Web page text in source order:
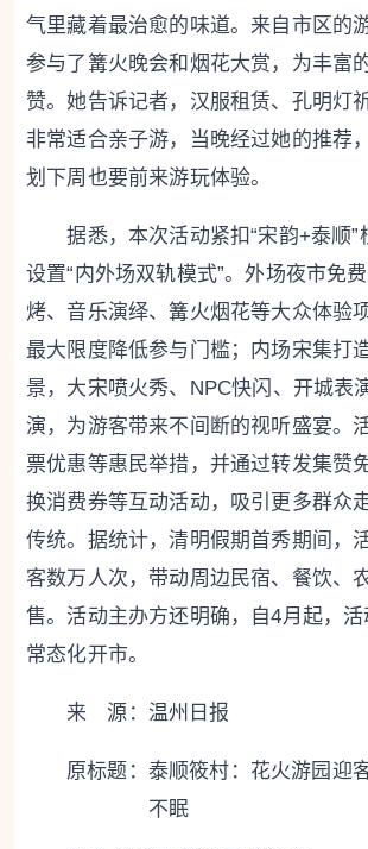
气里藏着最治愈的味道。来自市区的
参与了篝火晚会和烟花大赏，为丰富
赞。她告诉记者，汉服租赁、孔明灯
非常适合亲子游，当晚经过她的推荐
划下周也要前来游玩体验。
据悉，本次活动紧扣“宋韵+泰顺”
设置“内外场双轨模式”。外场夜市免
烤、音乐演绎、篝火烟花等大众体验
最大限度降低参与门槛；内场宋集打
景，大宋喷火秀、NPC快闪、开城表
演，为游客带来不间断的视听盛宴。
票优惠等惠民举措，并通过转发集赞
换消费券等互动活动，吸引更多群众
传统。据统计，清明假期首秀期间，
客数万人次，带动周边民宿、餐饮、
售。活动主办方还明确，自4月起，
常态化开市。
来 源：温州日报
原标题： 泰顺筱村：花火游园迎
不眠